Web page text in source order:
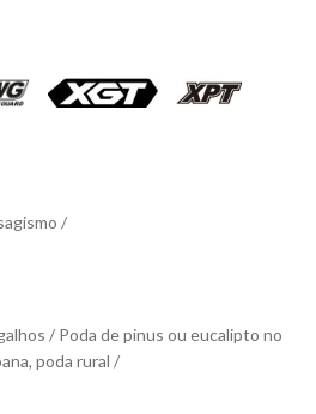
/
/ Poda de pinus ou eucalipto no
poda rural /